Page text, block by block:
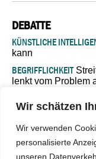
Wir schätzen
Wir verwenden
personalisierte
unseren
DEBATTE
KÜNSTLICHE
kann
BEGRIFFLICHKEIT
lenkt vom Problem
Verantwortung
ISLAMISCHE
die deutsche
GASTBEITRAGWarum